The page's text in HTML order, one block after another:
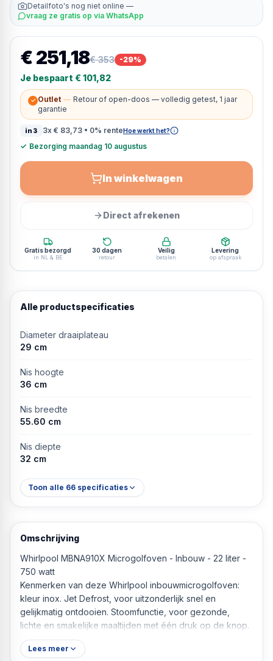
Detailfoto's nog niet online —
vraag ze gratis op via WhatsApp
€ 251,18€ 353 -29%
Je bespaart € 101,82
✓ Outlet — Retour of open-doos — volledig getest, 1 jaar
garantie
in3 3x € 83,73• 0% renteHoe werkt het?
✓ Bezorging maandag 10 augustus
In winkelwagen
Direct afrekenen
Gratis bezorgd
in NL & BE
30 dagen
retour
Veilig
betalen
Levering
op afspraak
Alle productspecificaties
Diameter draaiplateau
29 cm
Nis hoogte
36 cm
Nis breedte
55.60 cm
Nis diepte
32 cm
Toon alle 66 specificaties
Omschrijving
Whirlpool MBNA910X Microgolfoven - Inbouw - 22 liter -
750 watt
Kenmerken van deze Whirlpool inbouwmicrogolfoven:
kleur inox. Jet Defrost, voor uitzonderlijk snel en
gelijkmatig ontdooien. Stoomfunctie, voor gezonde,
lichte en smakelijke maaltijden met één druk op de knop.
Lees meer